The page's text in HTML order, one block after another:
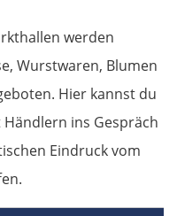
werden
Wurstwaren, Blumen
Hier kannst du
ins Gespräch
Eindruck vom